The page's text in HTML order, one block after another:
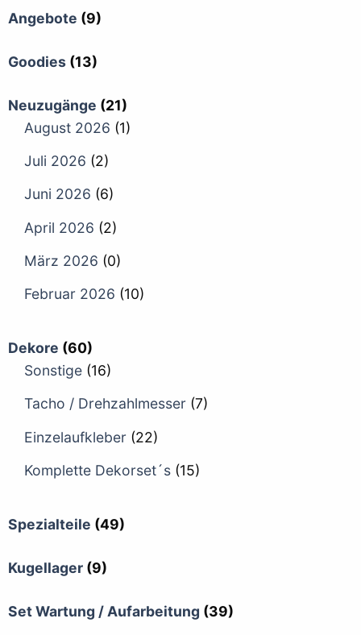
Angebote (9)
Goodies (13)
Neuzugänge (21)
August 2026 (1)
Juli 2026 (2)
Juni 2026 (6)
April 2026 (2)
März 2026 (0)
Februar 2026 (10)
Dekore (60)
Sonstige (16)
Tacho / Drehzahlmesser (7)
Einzelaufkleber (22)
Komplette Dekorset´s (15)
Spezialteile (49)
Kugellager (9)
Set Wartung / Aufarbeitung (39)